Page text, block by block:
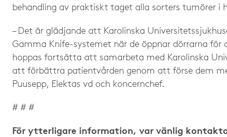
behandling av praktiskt taget alla sorters tumörer i
– Det är glädjande att Karolinska
Gamma Knife-systemet när de öppnar dörrarna för
hoppas fortsätta att samarbeta med Karolinska
att förbättra patientvården genom att förse dem
Puusepp, Elektas vd och koncernchef.
# # #
För ytterligare information, var vänlig